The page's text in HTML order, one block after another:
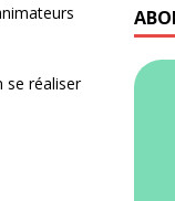
se réaliser